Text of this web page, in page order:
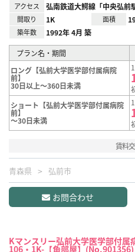
アクセス 弘南鉄道大鰐線「中央弘前
間取り 1K 面積
築年数 1992年 4月 築
プラン名・期間
ロング【弘前大学医学部付属病院
前】
30日以上～360日未満
ショート【弘前大学医学部付属病院
前】
～30日未満
賃料
青森県 弘前市
お問合わせ
Kマンスリー弘前大学医学部付属
106・1K-【角部屋】(No.901356)